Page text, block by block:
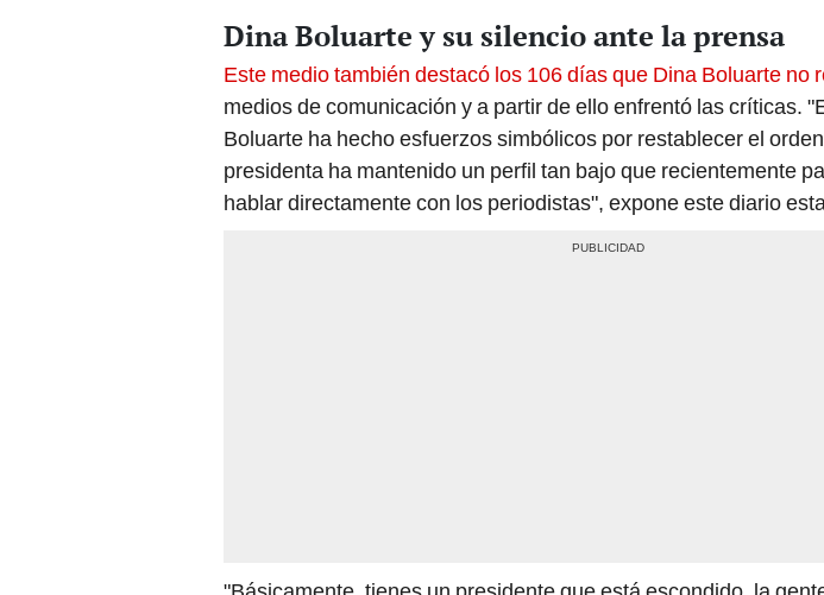
Dina Boluarte y su silencio ante la prensa
Este medio también destacó los 106 días que Dina Boluarte no
medios de comunicación y a partir de ello enfrentó las críticas.
Boluarte ha hecho esfuerzos simbólicos por restablecer el
presidenta ha mantenido un perfil tan bajo que recientemente
hablar directamente con los periodistas", expone este diario